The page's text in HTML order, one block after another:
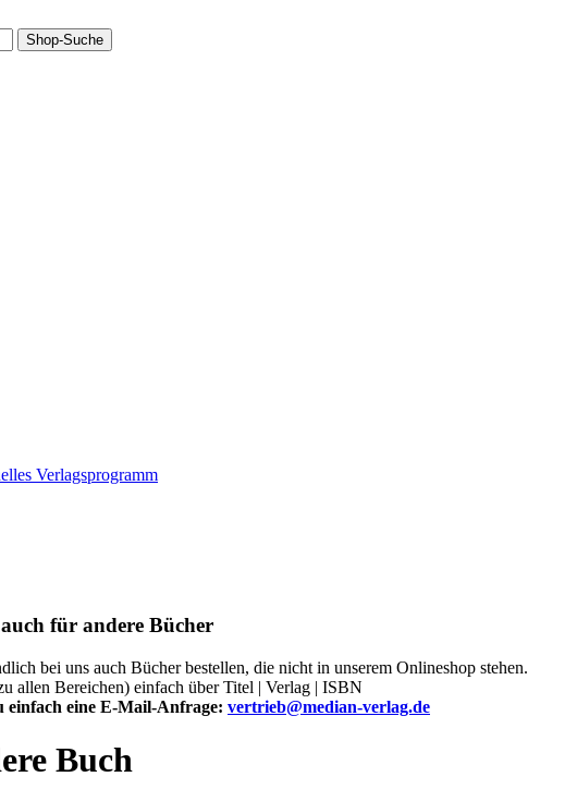
Verlagsprogramm
für andere Bücher
bei uns auch Bücher bestellen, die nicht in unserem Onlineshop stehen.
allen Bereichen) einfach über Titel | Verlag | ISBN
einfach eine E-Mail-Anfrage: vertrieb@median-verlag.de
Buch